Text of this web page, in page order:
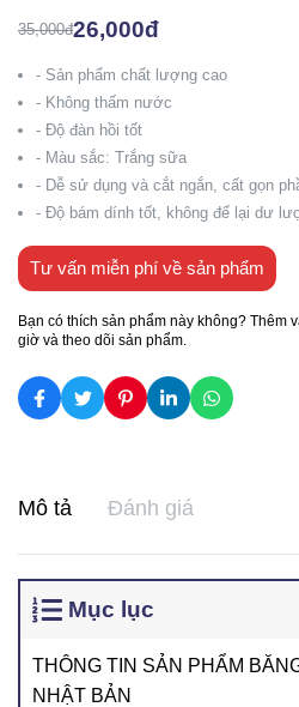
35,000đ26,000đ
- Sản phẩm chất lượng cao
- Không thấm nước
- Độ đàn hồi tốt
- Màu sắc: Trắng sữa
- Dễ sử dụng và cắt ngắn, cất gọn
- Độ bám dính tốt, không để lại dư
Tư vấn miễn phí về sản phẩm
Bạn có thích sản phẩm này không? Thêm
giờ và theo dõi sản phẩm.
Mô tả Đánh giá
Mục lục
THÔNG TIN SẢN PHẨM
NHẬT BẢN